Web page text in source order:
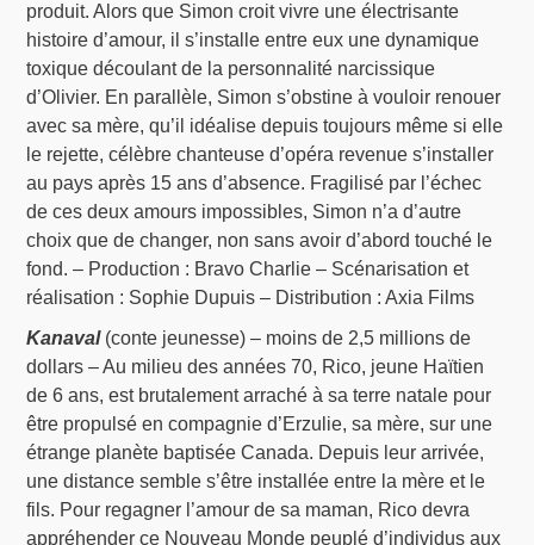
produit. Alors que Simon croit vivre une électrisante
histoire d’amour, il s’installe entre eux une dynamique
toxique découlant de la personnalité narcissique
d’Olivier. En parallèle, Simon s’obstine à vouloir renouer
avec sa mère, qu’il idéalise depuis toujours même si elle
le rejette, célèbre chanteuse d’opéra revenue s’installer
au pays après 15 ans d’absence. Fragilisé par l’échec
de ces deux amours impossibles, Simon n’a d’autre
choix que de changer, non sans avoir d’abord touché le
fond. – Production : Bravo Charlie – Scénarisation et
réalisation : Sophie Dupuis – Distribution : Axia Films
Kanaval(conte jeunesse) – moins de 2,5 millions de
dollars – Au milieu des années 70, Rico, jeune Haïtien
de 6 ans, est brutalement arraché à sa terre natale pour
être propulsé en compagnie d’Erzulie, sa mère, sur une
étrange planète baptisée Canada. Depuis leur arrivée,
une distance semble s’être installée entre la mère et le
fils. Pour regagner l’amour de sa maman, Rico devra
appréhender ce Nouveau Monde peuplé d’individus aux